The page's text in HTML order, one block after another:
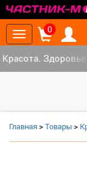
Toggle
navigation
0
Красота.
Главная>Товары >